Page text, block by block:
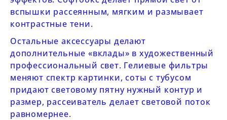
вспышки рассеянным, мягким и размывает
контрастные тени.
Остальные аксессуары делают
дополнительные «вклады» в художественный
профессиональный свет. Гелиевые фильтры
меняют спектр картинки, соты с тубусом
придают световому пятну нужный контур и
размер, рассеиватель делает световой поток
равномернее.